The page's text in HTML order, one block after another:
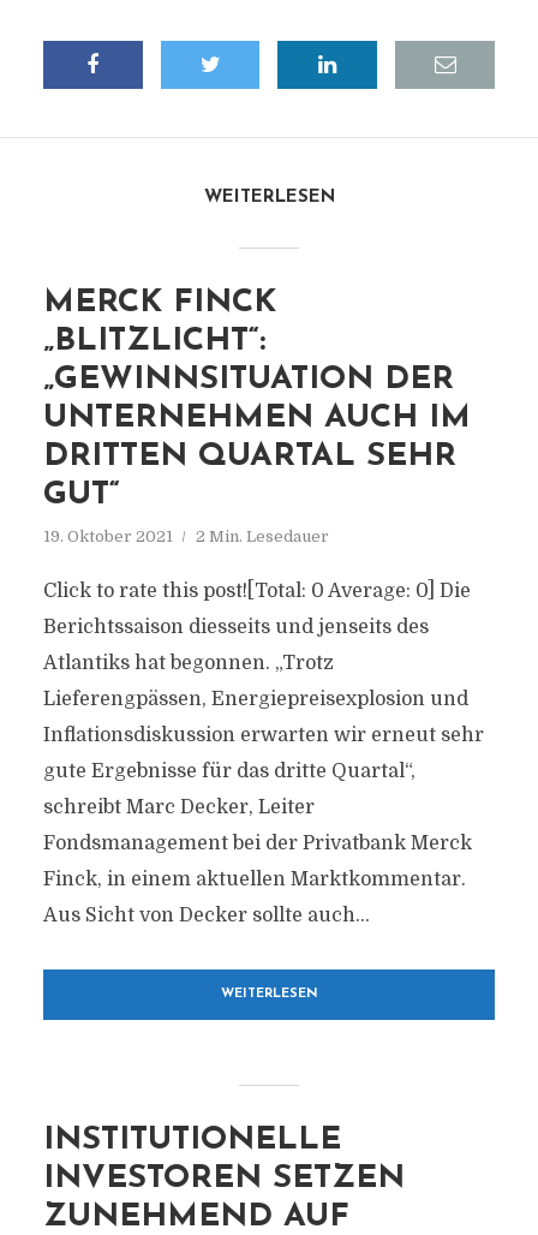
WEITERLESEN
MERCK FINCK
„BLITZLICHT“:
„GEWINNSITUATION DER
UNTERNEHMEN AUCH IM
DRITTEN QUARTAL SEHR
GUT“
19. Oktober 2021 2 Min. Lesedauer
Click to rate this post![Total: 0 Average: 0] Die
Berichtssaison diesseits und jenseits des
Atlantiks hat begonnen. „Trotz
Lieferengpässen, Energiepreisexplosion und
Inflationsdiskussion erwarten wir erneut sehr
gute Ergebnisse für das dritte Quartal“,
schreibt Marc Decker, Leiter
Fondsmanagement bei der Privatbank Merck
Finck, in einem aktuellen Marktkommentar.
Aus Sicht von Decker sollte auch...
WEITERLESEN
INSTITUTIONELLE
INVESTOREN SETZEN
ZUNEHMEND AUF